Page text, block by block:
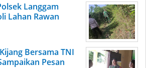
Langgam
Lahan Rawan
Bersama TNI
Pesan